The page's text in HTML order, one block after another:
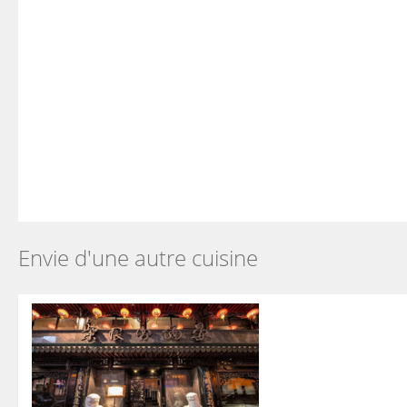
Envie d'une autre cuisine